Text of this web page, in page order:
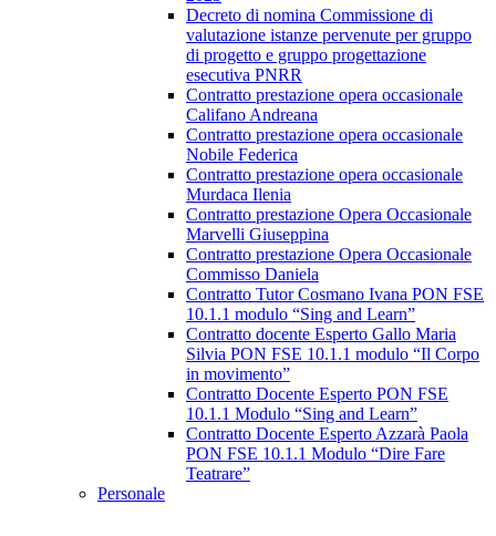
Decreto di nomina Commissione di
valutazione istanze pervenute per gruppo
di progetto e gruppo progettazione
esecutiva PNRR
Contratto prestazione opera occasionale
Califano Andreana
Contratto prestazione opera occasionale
Nobile Federica
Contratto prestazione opera occasionale
Murdaca Ilenia
Contratto prestazione Opera Occasionale
Marvelli Giuseppina
Contratto prestazione Opera Occasionale
Commisso Daniela
Contratto Tutor Cosmano Ivana PON FSE
10.1.1 modulo “Sing and Learn”
Contratto docente Esperto Gallo Maria
Silvia PON FSE 10.1.1 modulo “Il Corpo
in movimento”
Contratto Docente Esperto PON FSE
10.1.1 Modulo “Sing and Learn”
Contratto Docente Esperto Azzarà Paola
PON FSE 10.1.1 Modulo “Dire Fare
Teatrare”
Personale